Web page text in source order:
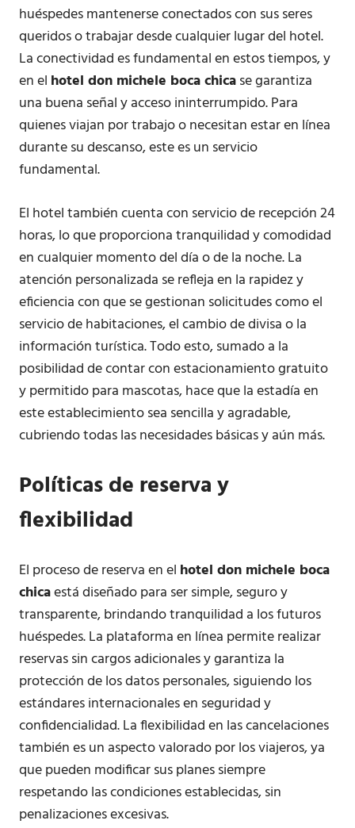
huéspedes mantenerse conectados con sus seres
queridos o trabajar desde cualquier lugar del hotel.
La conectividad es fundamental en estos tiempos, y
en el hotel don michele boca chicase garantiza
una buena señal y acceso ininterrumpido. Para
quienes viajan por trabajo o necesitan estar en línea
durante su descanso, este es un servicio
fundamental.
El hotel también cuenta con servicio de recepción 24
horas, lo que proporciona tranquilidad y comodidad
en cualquier momento del día o de la noche. La
atención personalizada se refleja en la rapidez y
eficiencia con que se gestionan solicitudes como el
servicio de habitaciones, el cambio de divisa o la
información turística. Todo esto, sumado a la
posibilidad de contar con estacionamiento gratuito
y permitido para mascotas, hace que la estadía en
este establecimiento sea sencilla y agradable,
cubriendo todas las necesidades básicas y aún más.
Políticas de reserva y
flexibilidad
El proceso de reserva en el hotel don michele boca
chicaestá diseñado para ser simple, seguro y
transparente, brindando tranquilidad a los futuros
huéspedes. La plataforma en línea permite realizar
reservas sin cargos adicionales y garantiza la
protección de los datos personales, siguiendo los
estándares internacionales en seguridad y
confidencialidad. La flexibilidad en las cancelaciones
también es un aspecto valorado por los viajeros, ya
que pueden modificar sus planes siempre
respetando las condiciones establecidas, sin
penalizaciones excesivas.